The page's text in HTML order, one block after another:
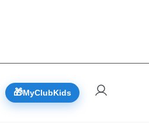
🎁MyClubKids